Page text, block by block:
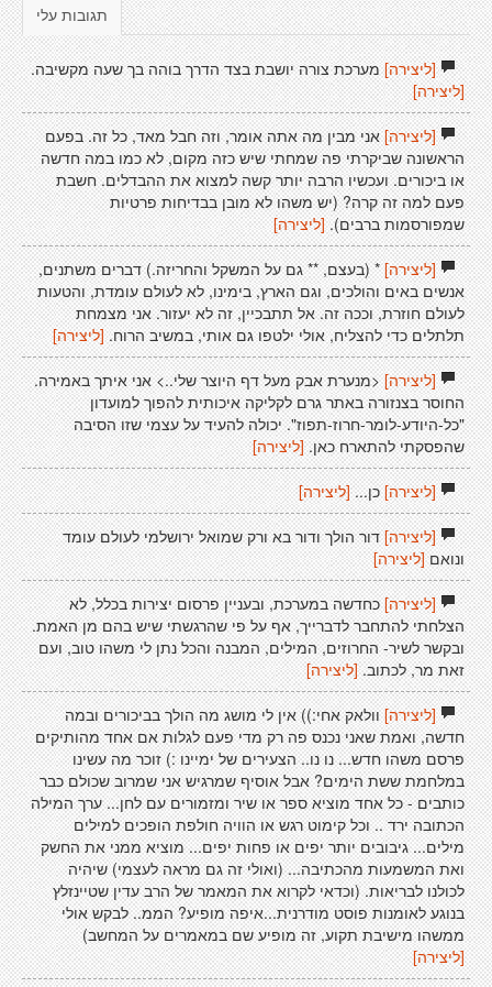
תגובות עלי
[ליצירה]מערכת צורה יושבת בצד הדרך בוהה בך שעה מקשיבה.
[ליצירה]
[ליצירה]אני מבין מה אתה אומר, וזה חבל מאד, כל זה. בפעם
הראשונה שביקרתי פה שמחתי שיש כזה מקום, לא כמו במה חדשה
או ביכורים. ועכשיו הרבה יותר קשה למצוא את ההבדלים. חשבת
פעם למה זה קרה? (יש משהו לא מובן בבדיחות פרטיות
שמפורסמות ברבים). [ליצירה]
[ליצירה]* (בעצם, ** גם על המשקל והחריזה.) דברים משתנים,
אנשים באים והולכים, וגם הארץ, בימינו, לא לעולם עומדת, והטעות
לעולם חוזרת, וככה זה. אל תתבכיין, זה לא יעזור. אני מצמחת
תלתלים כדי להצליח, אולי ילטפו גם אותי, במשיב הרוח.[ליצירה]
[ליצירה]<מנערת אבק מעל דף היוצר שלי..> אני איתך באמירה.
החוסר בצנזורה באתר גרם לקליקה איכותית להפוך למועדון
"כל-היודע-לומר-חרוז-תפוז". יכולה להעיד על עצמי שזו הסיבה
שהפסקתי להתארח כאן.[ליצירה]
[ליצירה]כן... [ליצירה]
[ליצירה]דור הולך ודור בא ורק שמואל ירושלמי לעולם עומד
ונואם [ליצירה]
[ליצירה]כחדשה במערכת, ובעניין פרסום יצירות בכלל, לא
הצלחתי להתחבר לדברייך, אף על פי שהרגשתי שיש בהם מן האמת.
ובקשר לשיר- החרוזים, המילים, המבנה והכל נתן לי משהו טוב, ועם
זאת מר, לכתוב. [ליצירה]
[ליצירה]וולאק אחי:)) אין לי מושג מה הולך בביכורים ובמה
חדשה, ואמת שאני נכנס פה רק מדי פעם לגלות אם אחד מהותיקים
פרסם משהו חדש... נו נו.. הצעירים של ימיינו :) זוכר מה עשינו
במלחמת ששת הימים? אבל אוסיף שמרגיש אני שמרוב שכולם כבר
כותבים - כל אחד מוציא ספר או שיר ומזמורים עם לחן... ערך המילה
הכתובה ירד .. וכל קימוט רגש או הוויה חולפת הופכים למילים
מילים... גיבובים יותר יפים או פחות יפים... מוציא ממני את החשק
ואת המשמעות מהכתיבה... (ואולי זה גם מראה לעצמי) שיהיה
לכולנו לבריאות. (וכדאי לקרוא את המאמר של הרב עדין שטיינזלץ
בנוגע לאומנות פוסט מודרנית...איפה מופיע? הממ.. לבקש אולי
ממשהו מישיבת תקוע, זה מופיע שם במאמרים על המחשב)
[ליצירה]